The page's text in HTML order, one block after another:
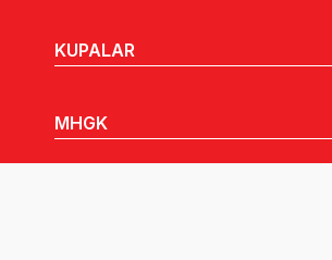
KUPALAR
MHGK